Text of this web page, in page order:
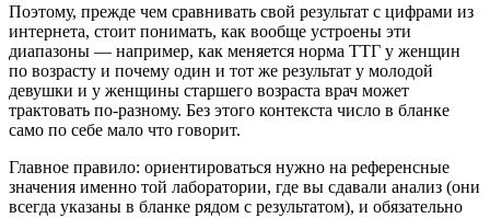
Поэтому, прежде чем сравнивать свой результат с цифрами из
интернета, стоит понимать, как вообще устроены эти
диапазоны — например, как меняется норма ТТГ у женщин
по возрасту и почему один и тот же результат у молодой
девушки и у женщины старшего возраста врач может
трактовать по-разному. Без этого контекста число в бланке
само по себе мало что говорит.
Главное правило: ориентироваться нужно на референсные
значения именно той лаборатории, где вы сдавали анализ (они
всегда указаны в бланке рядом с результатом), и обязательно